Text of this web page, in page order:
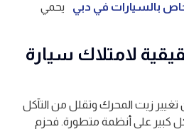
بالسيارات في دبي
يحمي
لامتلاك سيارة
تغيير زيت المحرك وتقلل من التآكل
كبير على أنظمة متطورة. فحزم